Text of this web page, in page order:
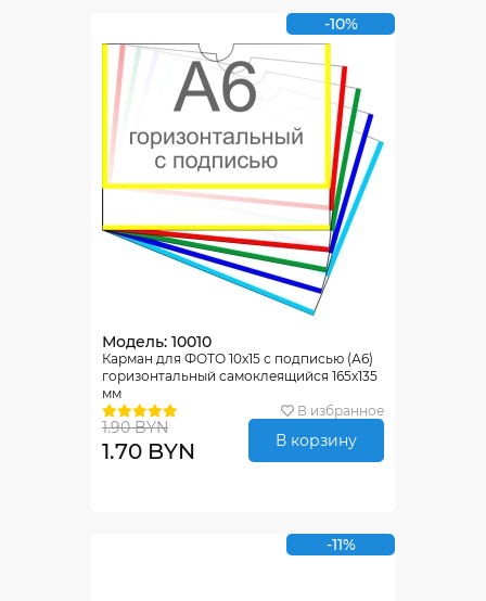
-10%
Модель: 10010
Карман для ФОТО 10х15 с подписью (А6)
горизонтальный самоклеящийся 165х135
мм
В избранное
1.90 BYN
1.70 BYN В корзину
-11%